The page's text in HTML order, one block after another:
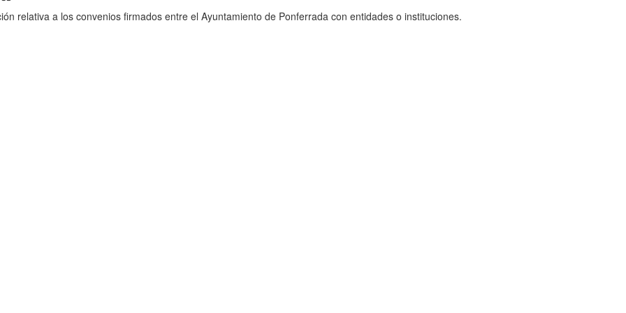
relativa a los convenios firmados entre el Ayuntamiento de Ponferrada con entidades o instituciones.